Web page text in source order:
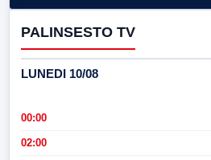
PALINSESTO TV
LUNEDI 10/08
00:00
02:00